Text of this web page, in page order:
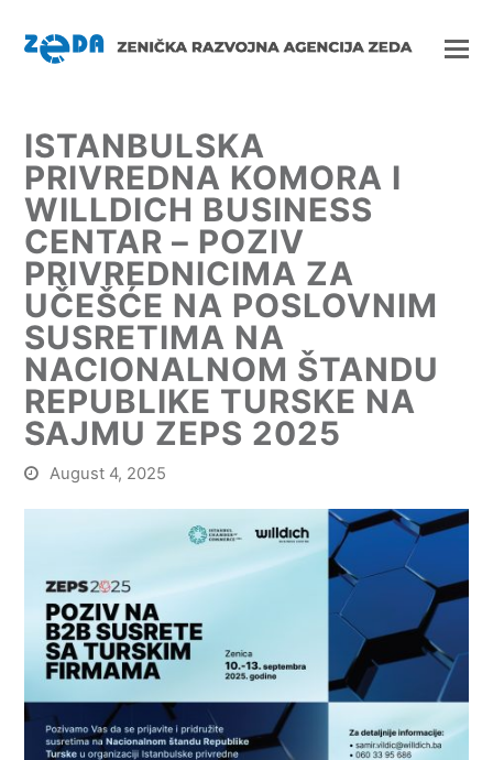
ISTANBULSKA
PRIVREDNA KOMORA I
WILLDICH BUSINESS
CENTAR – POZIV
PRIVREDNICIMA ZA
UČEŠĆE NA POSLOVNIM
SUSRETIMA NA
NACIONALNOM ŠTANDU
REPUBLIKE TURSKE NA
SAJMU ZEPS 2025
August 4, 2025